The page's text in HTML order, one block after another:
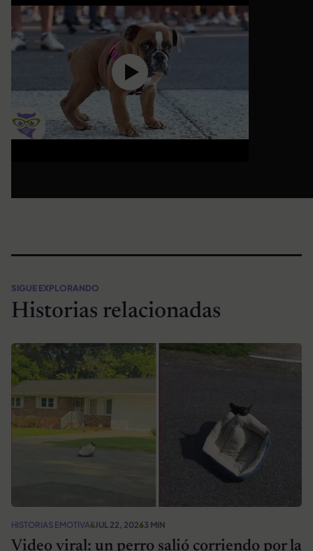
SIGUE EXPLORANDO
Historias relacionadas
HISTORIAS EMOTIVASJUL 22, 20263 MIN
Video viral: un perro salió corriendo por la